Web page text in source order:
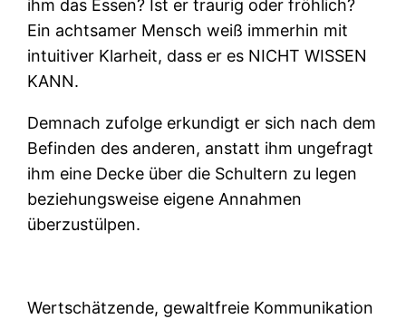
ihm das Essen? Ist er traurig oder fröhlich?
Ein achtsamer Mensch weiß immerhin mit
intuitiver Klarheit, dass er es NICHT WISSEN
KANN.
Demnach zufolge erkundigt er sich nach dem
Befinden des anderen, anstatt ihm ungefragt
ihm eine Decke über die Schultern zu legen
beziehungsweise eigene Annahmen
überzustülpen.
Wertschätzende, gewaltfreie Kommunikation